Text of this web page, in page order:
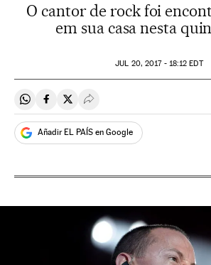
O cantor de rock foi
em sua casa nesta
JUL 20, 2017 - 18:12 EDT
Compartir en Whatsapp
Compartir en Facebook
Compartir en Twitter
Desplegar Redes Sociales
Añadir EL PAÍS en Google